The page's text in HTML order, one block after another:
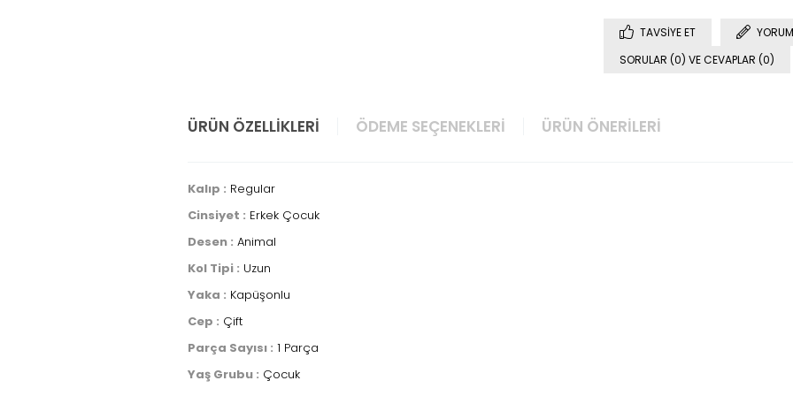
TAVSIYE ET
SORULAR (0) VE CEVAPLAR (0)
ÜRÜN ÖZELLIKLERI ÖDEME SEÇENEKLERI ÜRÜN ÖNERILERI
Kalıp : Regular
Cinsiyet : Erkek Çocuk
Desen : Animal
Kol Tipi : Uzun
Yaka : Kapüşonlu
Cep : Çift
Parça Sayısı : 1 Parça
Yaş Grubu : Çocuk